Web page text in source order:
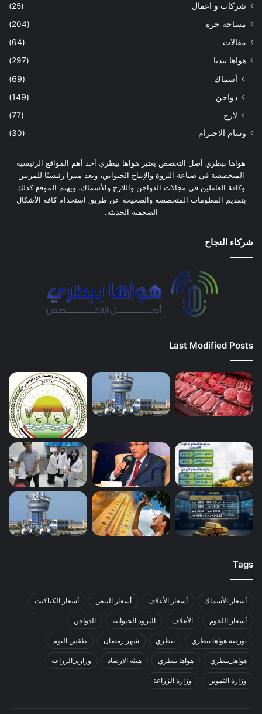
شركات و اعمال
(25)
مساحة حرة
(204)
مقالات
(64)
هواها بيديا
(297)
أسماك
(69)
دواجن
(149)
لارج
(77)
وسام الاحترام (30)
هواها بيطري أصل التخصص يعتبر هواها بيطري أحد أهم المواقع الرئيسية
المتخصصة في صناعة الثروة والإنتاج الحيواني، ويعد منبرا رئيسيًا للمربين
وكافة العاملين في مجالات الدواجن واللارج والأسماك، ويهتم الموقع كذلك
بتقديم المعلومات المتخصصة والصحيحة عن طريق استخدام كافة الأشكال
الصحفية الحديثة.
شركاء النجاح
Last Modified Posts
Tags
أسعار الأسماك أسعار الأعلاف أسعار البيض أسعار الكتاكيت
أسعار اللحوم الأعلاف الثروة الحيوانية الدواجن
بورصة هواها بيطري بيطري شهر رمضان طقس اليوم
هواها_بيطري هواها بيطري هيئة الارصاد وزارة_الزراعه
وزارة التموين وزارة الزراعة